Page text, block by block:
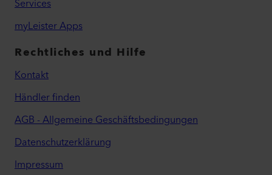
Services
myLeister Apps
Rechtliches und Hilfe
Kontakt
Händler finden
AGB - Allgemeine Geschäftsbedingungen
Datenschutzerklärung
Impressum